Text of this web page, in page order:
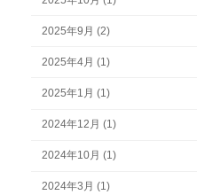
2025年9月 (2)
2025年4月 (1)
2025年1月 (1)
2024年12月 (1)
2024年10月 (1)
2024年3月 (1)